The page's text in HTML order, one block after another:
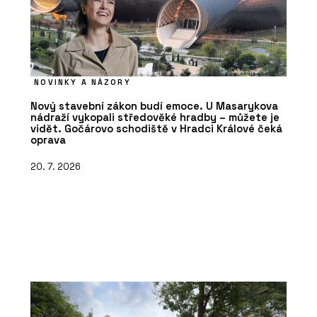
NOVINKY A NÁZORY
Nový stavební zákon budí emoce. U Masarykova
nádraží vykopali středověké hradby – můžete je
vidět. Gočárovo schodiště v Hradci Králové čeká
oprava
20. 7. 2026